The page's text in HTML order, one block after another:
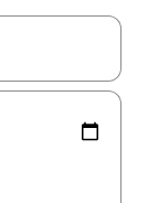
点击或滑动手势